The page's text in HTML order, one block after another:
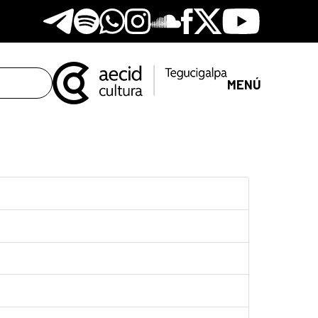
Telegram
SpotifyWhatsapp
Instagram
Soundclore
Facebook
X Youtube
MENÚ